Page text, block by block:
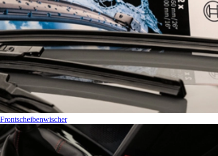
Frontscheibenwischer